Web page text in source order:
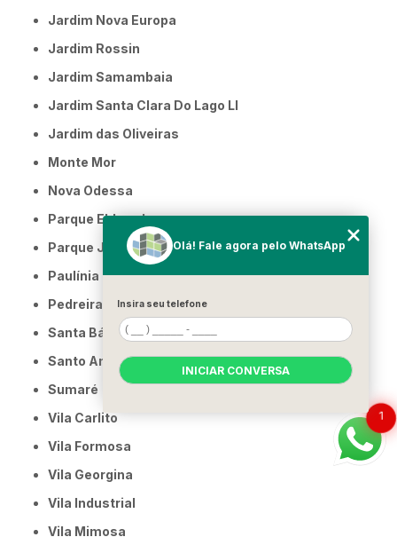
Jardim Nova Europa
Jardim Rossin
Jardim Samambaia
Jardim Santa Clara Do Lago Ll
Jardim das Oliveiras
Monte Mor
Nova Odessa
Parque Eldorado
Parque Jambeiro
Paulínia
Pedreira
Santa Bárbara d'Oeste
Santo Antônio de Posse
Sumaré
Vila Carlito
Vila Formosa
Vila Georgina
Vila Industrial
Vila Mimosa
1
Olá! Fale agora pelo WhatsApp
Insira seu telefone
INICIAR CONVERSA